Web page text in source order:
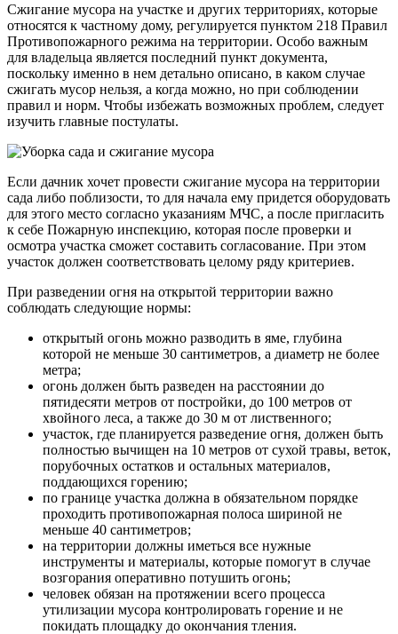
Сжигание мусора на участке и других территориях, которые
относятся к частному дому, регулируется пунктом 218 Правил
Противопожарного режима на территории. Особо важным
для владельца является последний пункт документа,
поскольку именно в нем детально описано, в каком случае
сжигать мусор нельзя, а когда можно, но при соблюдении
правил и норм. Чтобы избежать возможных проблем, следует
изучить главные постулаты.
Если дачник хочет провести сжигание мусора на территории
сада либо поблизости, то для начала ему придется оборудовать
для этого место согласно указаниям МЧС, а после пригласить
к себе Пожарную инспекцию, которая после проверки и
осмотра участка сможет составить согласование. При этом
участок должен соответствовать целому ряду критериев.
При разведении огня на открытой территории важно
соблюдать следующие нормы:
открытый огонь можно разводить в яме, глубина
которой не меньше 30 сантиметров, а диаметр не более
метра;
огонь должен быть разведен на расстоянии до
пятидесяти метров от постройки, до 100 метров от
хвойного леса, а также до 30 м от лиственного;
участок, где планируется разведение огня, должен быть
полностью вычищен на 10 метров от сухой травы, веток,
порубочных остатков и остальных материалов,
поддающихся горению;
по границе участка должна в обязательном порядке
проходить противопожарная полоса шириной не
меньше 40 сантиметров;
на территории должны иметься все нужные
инструменты и материалы, которые помогут в случае
возгорания оперативно потушить огонь;
человек обязан на протяжении всего процесса
утилизации мусора контролировать горение и не
покидать площадку до окончания тления.